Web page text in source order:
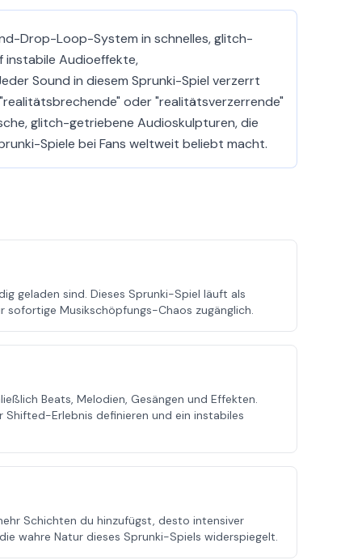
Drop-Loop-System in schnelles, glitch-
instabile Audioeffekte,
Sound in diesem Sprunki-Spiel verzerrt
oder "realitätsverzerrende"
glitch-getriebene Audioskulpturen, die
Spiele bei Fans weltweit beliebt macht.
geladen sind. Dieses Sprunki-Spiel läuft als
Musikschöpfungs-Chaos zugänglich.
Beats, Melodien, Gesängen und Effekten.
Erlebnis definieren und ein instabiles
Schichten du hinzufügst, desto intensiver
wahre Natur dieses Sprunki-Spiels widerspiegelt.